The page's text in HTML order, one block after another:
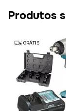
Produtos
GRÁTIS